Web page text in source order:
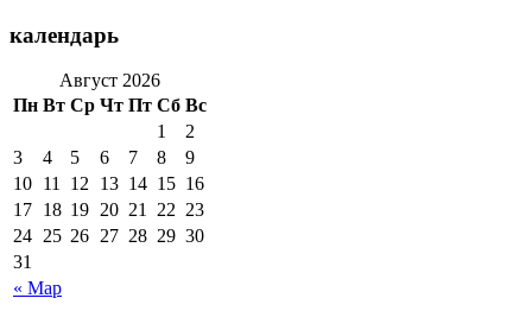
календарь
Август 2026
Пн Вт Ср Чт Пт Сб Вс
« Мар
1
2
3
4 5 6 7 8
9
10 11 12 13 14 15 16
17 18 19 20 21 22 23
24 25 26 27 28 29 30
31